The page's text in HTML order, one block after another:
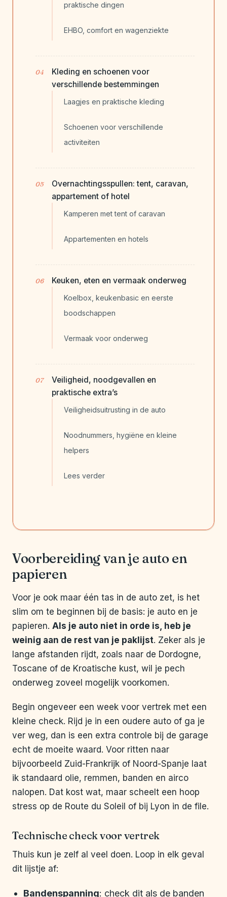
praktische dingen
EHBO, comfort en wagenziekte
Kleding en schoenen voor
verschillende bestemmingen
Laagjes en praktische kleding
Schoenen voor verschillende
activiteiten
Overnachtingsspullen: tent, caravan,
appartement of hotel
Kamperen met tent of caravan
Appartementen en hotels
Keuken, eten en vermaak onderweg
Koelbox, keukenbasic en eerste
boodschappen
Vermaak voor onderweg
Veiligheid, noodgevallen en
praktische extra’s
Veiligheidsuitrusting in de auto
Noodnummers, hygiëne en kleine
helpers
Lees verder
Voorbereiding van je auto en
papieren
Voor je ook maar één tas in de auto zet, is het
slim om te beginnen bij de basis: je auto en je
papieren. Als je auto niet in orde is, heb je
weinig aan de rest van je paklijst. Zeker als je
lange afstanden rijdt, zoals naar de Dordogne,
Toscane of de Kroatische kust, wil je pech
onderweg zoveel mogelijk voorkomen.
Begin ongeveer een week voor vertrek met een
kleine check. Rijd je in een oudere auto of ga je
ver weg, dan is een extra controle bij de garage
echt de moeite waard. Voor ritten naar
bijvoorbeeld Zuid-Frankrijk of Noord-Spanje laat
ik standaard olie, remmen, banden en airco
nalopen. Dat kost wat, maar scheelt een hoop
stress op de Route du Soleil of bij Lyon in de file.
Technische check voor vertrek
Thuis kun je zelf al veel doen. Loop in elk geval
dit lijstje af:
Bandenspanning: check dit als de banden